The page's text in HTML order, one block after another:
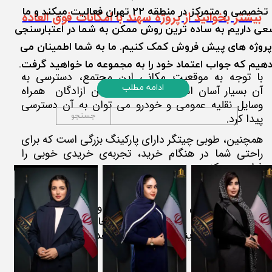
بیشتر بخوانید از پروژه سهند با امکانات فوق العاده
با توجه به موقعیت مکانی این مجتمع، دسترسی به
آن بسیار آسان است و از طریق اتوبان ازادگان همراه
وسایل نقلیه عمومی و خودرو می توان به آن دسترسی
پیدا کرد.
همچنین، طوبی چیتگر دارای پارکینگ بزرگی است که برای
راحتی شما در هنگام خرید، تجربه‌ی خریدی خوبی را
فراهم می کند.
اگر شما به دنبال یک محیط خرید دوستانه، با امکانات
کامل و تنوع بالا هستید، مجتمع تجاری طوبی چیتگر
یکی از بهترین گزینه ها برای شما خواهد بود.
تخصصی و متمرکز در منطقه 22 تهران فعالیت میکند و ما سعی
داریم به ساده ترین روش ممکن به شما در اعتبارسنجی پروژه های
پیش فروش کمک کنیم. ما به شما اطمینان می دهیم که جواب
اعتماد خود را به مجموعه ما خواهید گرفت.
ادامه مطلب
جستجو